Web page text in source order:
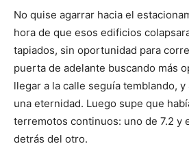
No quise agarrar hacia el
hora de que esos edificios
tapiados, sin oportunidad para
puerta de adelante buscando más
llegar a la calle seguía temblando,
una eternidad. Luego supe que
terremotos continuos: uno de 7.2 y
detrás del otro.